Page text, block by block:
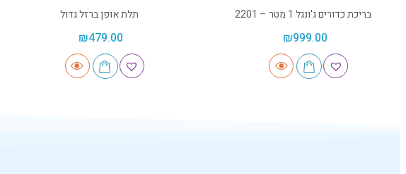
בריכת כדורים ג'ונגל 1 מטר – 2201
₪999.00
תלת אופן ברזל גדול
₪479.00